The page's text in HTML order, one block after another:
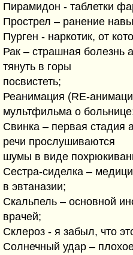
Пирамидон - таблетки
Прострел – ранение
Пурген - наркотик, от
Рак – страшная болезнь
тянуть в горы
посвистеть;
Реанимация (RE-
мультфильма о
Свинка – первая стадия
речи прослушиваются
шумы в виде
Сестра-сиделка –
в эвтаназии;
Скальпель – основной
врачей;
Склероз - я забыл, что
Солнечный удар –